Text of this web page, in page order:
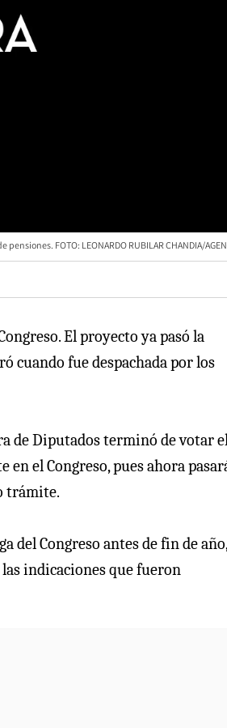
FOTO: LEONARDO RUBILAR CHANDIA/
El proyecto ya pasó la
cuando fue despachada por los
de Diputados terminó de votar
el Congreso, pues ahora
trámite.
del Congreso antes de fin de
indicaciones que fueron